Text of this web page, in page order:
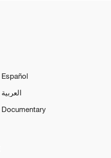
Español
العربية
Documentary